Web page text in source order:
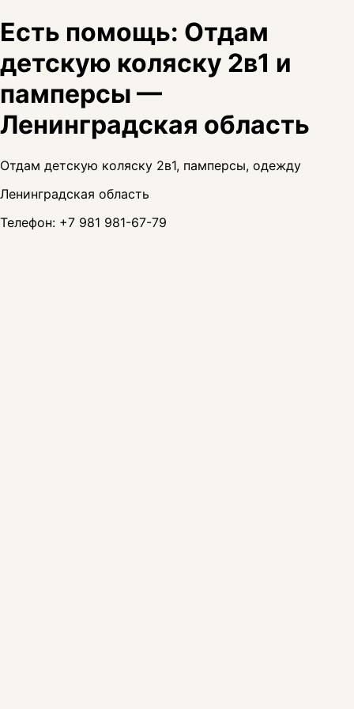
Есть помощь: Отдам
детскую коляску 2в1 и
памперсы —
Ленинградская область
Отдам детскую коляску 2в1, памперсы, одежду
Ленинградская область
Телефон: +7 981 981-67-79